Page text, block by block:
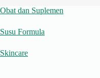
Obat dan Suplemen
Susu Formula
Skincare